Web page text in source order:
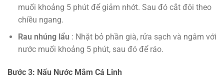
muối khoảng 5 phút để giảm nhớt. Sau đó cắt đôi theo
chiều ngang.
Rau nhúng lẩu : Nhặt bỏ phần già, rửa sạch và ngâm với
nước muối khoảng 5 phút, sau đó để ráo.
Bước 3: Nấu Nước Mắm Cá Linh